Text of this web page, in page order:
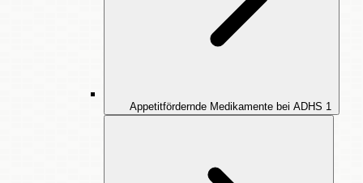
Appetitfördernde Medikamente bei ADHS 1